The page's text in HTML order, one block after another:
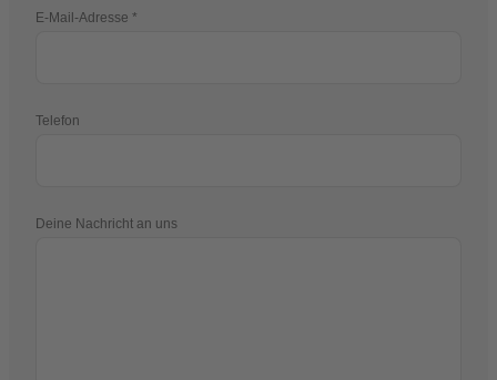
E-Mail-Adresse
Telefon
Deine Nachricht an uns